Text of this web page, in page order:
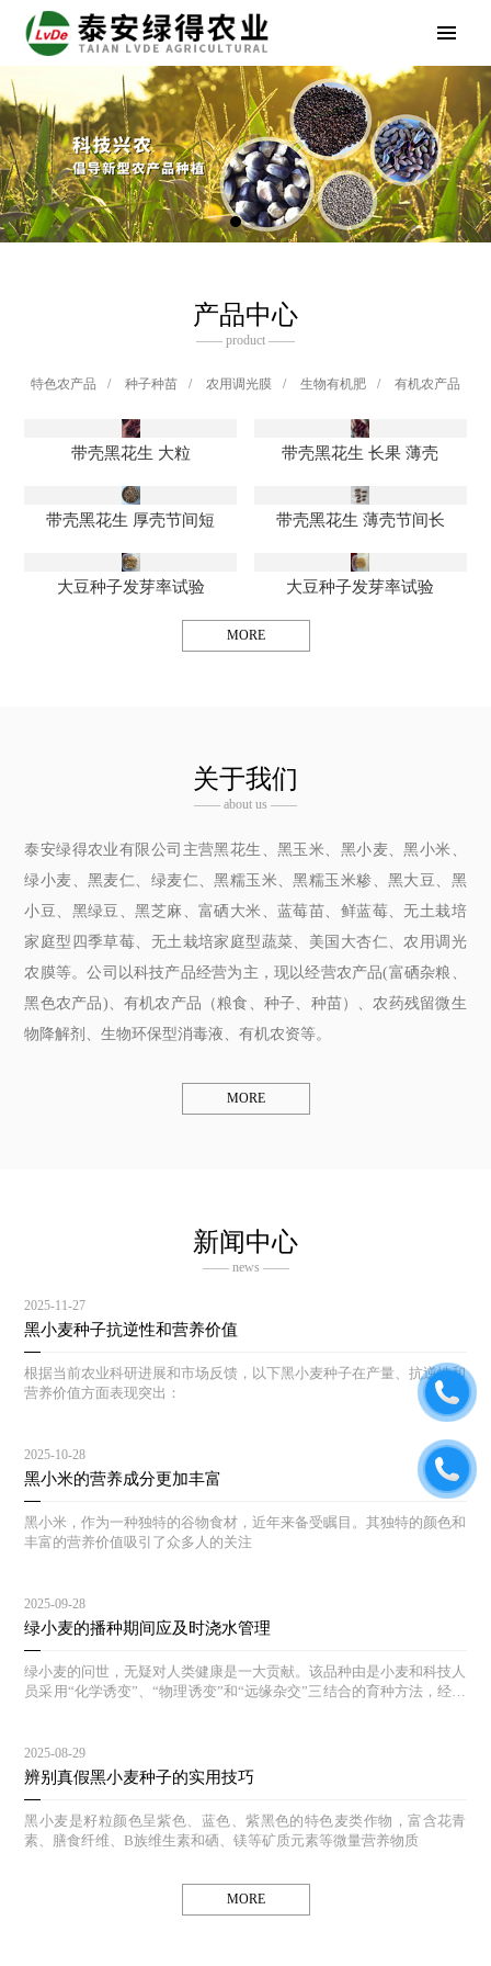
产品中心
—— product ——
特色农产品 / 种子种苗 / 农用调光膜 / 生物有机肥 / 有机农产品
带壳黑花生 大粒 带壳黑花生 长果 薄壳
带壳黑花生 厚壳节间短 带壳黑花生 薄壳节间长
大豆种子发芽率试验 大豆种子发芽率试验
MORE
关于我们
—— about us ——
泰安绿得农业有限公司主营黑花生、黑玉米、黑小麦、黑小米、
绿小麦、黑麦仁、绿麦仁、黑糯玉米、黑糯玉米糁、黑大豆、黑
小豆、黑绿豆、黑芝麻、富硒大米、蓝莓苗、鲜蓝莓、无土栽培
家庭型四季草莓、无土栽培家庭型蔬菜、美国大杏仁、农用调光
农膜等。公司以科技产品经营为主，现以经营农产品(富硒杂粮、
黑色农产品)、有机农产品（粮食、种子、种苗）、农药残留微生
物降解剂、生物环保型消毒液、有机农资等。
MORE
新闻中心
—— news ——
2025-11-27
黑小麦种子抗逆性和营养价值
根据当前农业科研进展和市场反馈，以下黑小麦种子在产量、抗逆性和
营养价值方面表现突出：
2025-10-28
黑小米的营养成分更加丰富
黑小米，作为一种独特的谷物食材，近年来备受瞩目。其独特的颜色和
丰富的营养价值吸引了众多人的关注
2025-09-28
绿小麦的播种期间应及时浇水管理
绿小麦的问世，无疑对人类健康是一大贡献。该品种由是小麦和科技人
员采用“化学诱变”、“物理诱变”和“远缘杂交”三结合的育种方法，经过
2025-08-29
辨别真假黑小麦种子的实用技巧
黑小麦是籽粒颜色呈紫色、蓝色、紫黑色的特色麦类作物，富含花青
素、膳食纤维、B族维生素和硒、镁等矿质元素等微量营养物质
MORE